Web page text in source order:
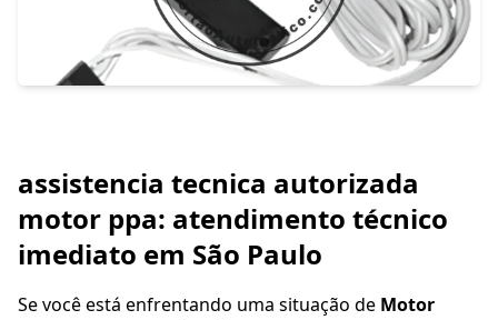
assistencia tecnica autorizada
motor ppa: atendimento técnico
imediato em São Paulo
Se você está enfrentando uma situação de Motor